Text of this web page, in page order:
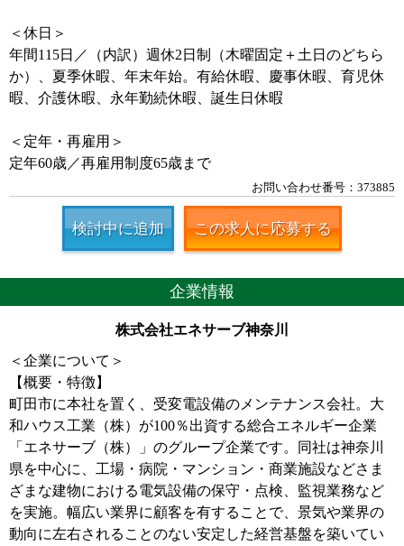
＜休日＞
年間115日／（内訳）週休2日制（木曜固定＋土日のどちら
か）、夏季休暇、年末年始。有給休暇、慶事休暇、育児休
暇、介護休暇、永年勤続休暇、誕生日休暇
＜定年・再雇用＞
定年60歳／再雇用制度65歳まで
お問い合わせ番号：373885
検討中に追加 この求人に応募する
企業情報
株式会社エネサーブ神奈川
＜企業について＞
【概要・特徴】
町田市に本社を置く、受変電設備のメンテナンス会社。大
和ハウス工業（株）が100％出資する総合エネルギー企業
「エネサーブ（株）」のグループ企業です。同社は神奈川
県を中心に、工場・病院・マンション・商業施設などさま
ざまな建物における電気設備の保守・点検、監視業務など
を実施。幅広い業界に顧客を有することで、景気や業界の
動向に左右されることのない安定した経営基盤を築いてい